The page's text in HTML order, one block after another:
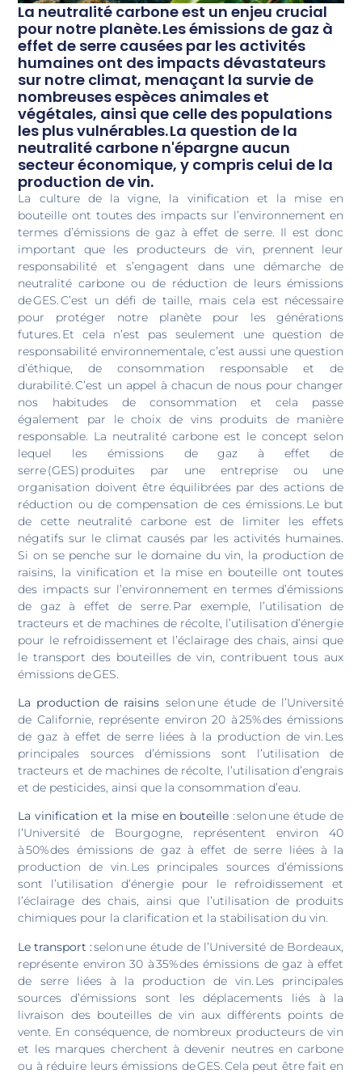
La neutralité carbone est un enjeu crucial
pour notre planète. Les émissions de gaz à
effet de serre causées par les activités
humaines ont des impacts dévastateurs
sur notre climat, menaçant la survie de
nombreuses espèces animales et
végétales, ainsi que celle des populations
les plus vulnérables. La question de la
neutralité carbone n'épargne aucun
secteur économique, y compris celui de la
production de vin.
La culture de la vigne, la vinification et la mise en
bouteille ont toutes des impacts sur l’environnement en
termes d’émissions de gaz à effet de serre. Il est donc
important que les producteurs de vin, prennent leur
responsabilité et s’engagent dans une démarche de
neutralité carbone ou de réduction de leurs émissions
de GES. C’est un défi de taille, mais cela est nécessaire
pour protéger notre planète pour les générations
futures. Et cela n’est pas seulement une question de
responsabilité environnementale, c’est aussi une question
d’éthique, de consommation responsable et de
durabilité. C’est un appel à chacun de nous pour changer
nos habitudes de consommation et cela passe
également par le choix de vins produits de manière
responsable. La neutralité carbone est le concept selon
lequel les émissions de gaz à effet de
serre (GES) produites par une entreprise ou une
organisation doivent être équilibrées par des actions de
réduction ou de compensation de ces émissions. Le but
de cette neutralité carbone est de limiter les effets
négatifs sur le climat causés par les activités humaines.
Si on se penche sur le domaine du vin, la production de
raisins, la vinification et la mise en bouteille ont toutes
des impacts sur l’environnement en termes d’émissions
de gaz à effet de serre. Par exemple, l’utilisation de
tracteurs et de machines de récolte, l’utilisation d’énergie
pour le refroidissement et l’éclairage des chais, ainsi que
le transport des bouteilles de vin, contribuent tous aux
émissions de GES.
La production de raisins selon une étude de l’Université
de Californie, représente environ 20 à 25% des émissions
de gaz à effet de serre liées à la production de vin. Les
principales sources d’émissions sont l’utilisation de
tracteurs et de machines de récolte, l’utilisation d’engrais
et de pesticides, ainsi que la consommation d’eau.
La vinification et la mise en bouteille : selon une étude de
l’Université de Bourgogne, représentent environ 40
à 50% des émissions de gaz à effet de serre liées à la
production de vin. Les principales sources d’émissions
sont l’utilisation d’énergie pour le refroidissement et
l’éclairage des chais, ainsi que l’utilisation de produits
chimiques pour la clarification et la stabilisation du vin.
Le transport :selon une étude de l’Université de Bordeaux,
représente environ 30 à 35% des émissions de gaz à effet
de serre liées à la production de vin. Les principales
sources d’émissions sont les déplacements liés à la
livraison des bouteilles de vin aux différents points de
vente. En conséquence, de nombreux producteurs de vin
et les marques cherchent à devenir neutres en carbone
ou à réduire leurs émissions de GES. Cela peut être fait en